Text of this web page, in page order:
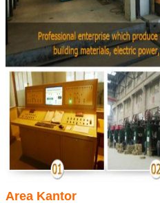
Area Kantor